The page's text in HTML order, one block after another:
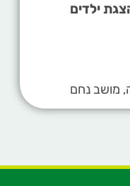
ילדים
מושב נחם